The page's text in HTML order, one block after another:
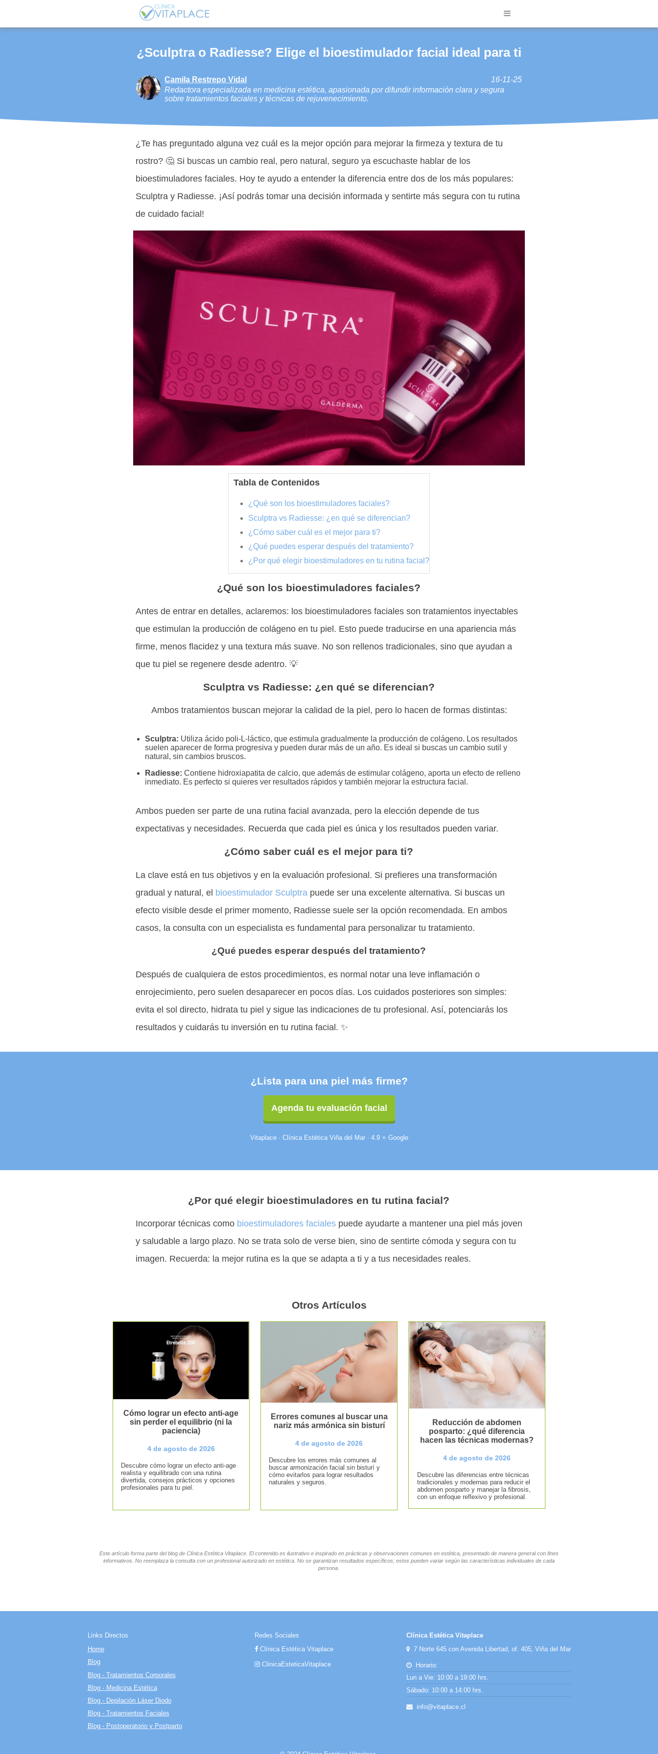
¿Sculptra o Radiesse? Elige el bioestimulador facial ideal para ti
Camila Restrepo Vidal
16-11-25
Redactora especializada en medicina estética, apasionada por difundir información clara y segura
sobre tratamientos faciales y técnicas de rejuvenecimiento.
¿Te has preguntado alguna vez cuál es la mejor opción para mejorar la firmeza y textura de tu
rostro? 🤔 Si buscas un cambio real, pero natural, seguro ya escuchaste hablar de los
bioestimuladores faciales. Hoy te ayudo a entender la diferencia entre dos de los más populares:
Sculptra y Radiesse. ¡Así podrás tomar una decisión informada y sentirte más segura con tu rutina
de cuidado facial!
Tabla de Contenidos
¿Qué son los bioestimuladores faciales?
Sculptra vs Radiesse: ¿en qué se diferencian?
¿Cómo saber cuál es el mejor para ti?
¿Qué puedes esperar después del tratamiento?
¿Por qué elegir bioestimuladores en tu rutina facial?
¿Qué son los bioestimuladores faciales?
Antes de entrar en detalles, aclaremos: los bioestimuladores faciales son tratamientos inyectables
que estimulan la producción de colágeno en tu piel. Esto puede traducirse en una apariencia más
firme, menos flacidez y una textura más suave. No son rellenos tradicionales, sino que ayudan a
que tu piel se regenere desde adentro. 💡
Sculptra vs Radiesse: ¿en qué se diferencian?
Ambos tratamientos buscan mejorar la calidad de la piel, pero lo hacen de formas distintas:
Sculptra: Utiliza ácido poli-L-láctico, que estimula gradualmente la producción de colágeno. Los resultados
suelen aparecer de forma progresiva y pueden durar más de un año. Es ideal si buscas un cambio sutil y
natural, sin cambios bruscos.
Radiesse: Contiene hidroxiapatita de calcio, que además de estimular colágeno, aporta un efecto de relleno
inmediato. Es perfecto si quieres ver resultados rápidos y también mejorar la estructura facial.
Ambos pueden ser parte de una rutina facial avanzada, pero la elección depende de tus
expectativas y necesidades. Recuerda que cada piel es única y los resultados pueden variar.
¿Cómo saber cuál es el mejor para ti?
La clave está en tus objetivos y en la evaluación profesional. Si prefieres una transformación
gradual y natural, el bioestimulador Sculptra puede ser una excelente alternativa. Si buscas un
efecto visible desde el primer momento, Radiesse suele ser la opción recomendada. En ambos
casos, la consulta con un especialista es fundamental para personalizar tu tratamiento.
¿Qué puedes esperar después del tratamiento?
Después de cualquiera de estos procedimientos, es normal notar una leve inflamación o
enrojecimiento, pero suelen desaparecer en pocos días. Los cuidados posteriores son simples:
evita el sol directo, hidrata tu piel y sigue las indicaciones de tu profesional. Así, potenciarás los
resultados y cuidarás tu inversión en tu rutina facial. ✨
¿Lista para una piel más firme?
Agenda tu evaluación facial
Vitaplace · Clínica Estética Viña del Mar · 4.9 ⭐ Google
¿Por qué elegir bioestimuladores en tu rutina facial?
Incorporar técnicas como bioestimuladores facialespuede ayudarte a mantener una piel más joven
y saludable a largo plazo. No se trata solo de verse bien, sino de sentirte cómoda y segura con tu
imagen. Recuerda: la mejor rutina es la que se adapta a ti y a tus necesidades reales.
Otros Artículos
Cómo lograr un efecto anti-age
sin perder el equilibrio (ni la
paciencia)
4 de agosto de 2026
Descubre cómo lograr un efecto anti-age
realista y equilibrado con una rutina
divertida, consejos prácticos y opciones
profesionales para tu piel.
Errores comunes al buscar una
nariz más armónica sin bisturí
4 de agosto de 2026
Descubre los errores más comunes al
buscar armonización facial sin bisturí y
cómo evitarlos para lograr resultados
naturales y seguros.
Reducción de abdomen
posparto: ¿qué diferencia
hacen las técnicas modernas?
4 de agosto de 2026
Descubre las diferencias entre técnicas
tradicionales y modernas para reducir el
abdomen posparto y manejar la fibrosis,
con un enfoque reflexivo y profesional.
Este artículo forma parte del blog de Clínica Estética Vitaplace. El contenido es ilustrativo e inspirado en prácticas y observaciones comunes en estética, presentado de manera general con fines
informativos. No reemplaza la consulta con un profesional autorizado en estética. No se garantizan resultados específicos; estos pueden variar según las características individuales de cada
persona.
Links Directos
Home
Blog
Blog - Tratamientos Corporales
Blog - Medicina Estética
Blog - Depilación Láser Diodo
Blog - Tratamientos Faciales
Blog - Postoperatorio y Postparto
Redes Sociales
Clínica Estética Vitaplace
ClinicaEsteticaVitaplace
Clínica Estética Vitaplace
7 Norte 645 con Avenida Libertad, of. 405, Viña del Mar
Horario:
Lun a Vie: 10:00 a 19:00 hrs.
Sábado: 10:00 a 14:00 hrs.
info@vitaplace.cl